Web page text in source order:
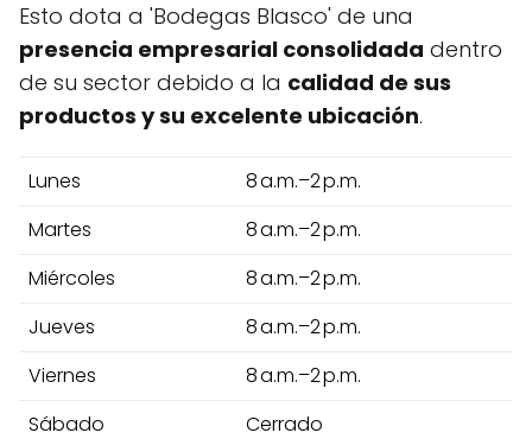
Esto dota a 'Bodegas Blasco' de una
presencia empresarial consolidada dentro
de su sector debido a la calidad de sus
productos y su excelente ubicación.
Lunes
8 a.m.–2 p.m.
Martes
8 a.m.–2 p.m.
Miércoles
8 a.m.–2 p.m.
Jueves
8 a.m.–2 p.m.
Viernes
8 a.m.–2 p.m.
Sábado
Cerrado